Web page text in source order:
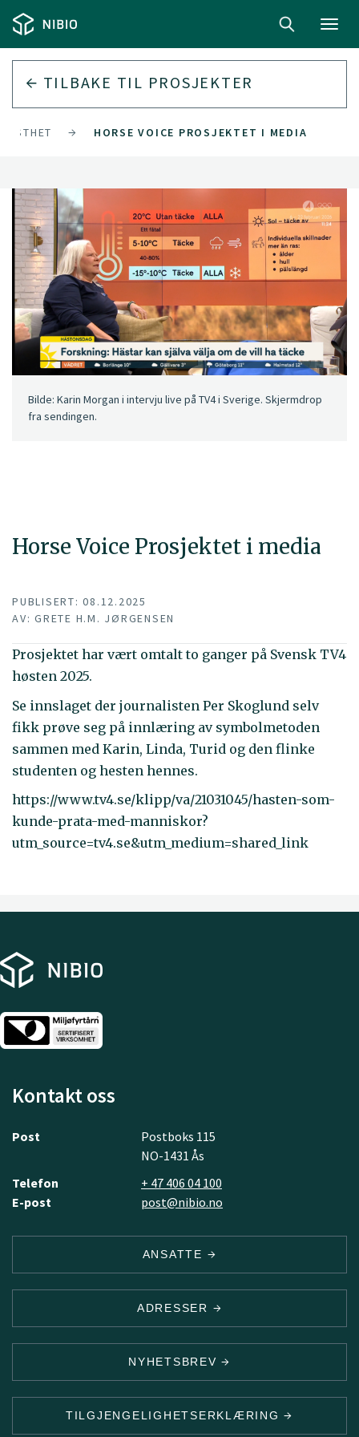
TILBAKE TIL PROSJEKTER
HORSE VOICE PROSJEKTET I MEDIA
Horse Voice Prosjektet i media
Bilde: Karin Morgan i intervju live på TV4 i Sverige. Skjermdrop
fra sendingen.
PUBLISERT: 08.12.2025
AV: GRETE H.M. JØRGENSEN
Prosjektet har vært omtalt to ganger på Svensk TV4
høsten 2025.
Se innslaget der journalisten Per Skoglund selv
fikk prøve seg på innlæring av symbolmetoden
sammen med Karin, Linda, Turid og den flinke
studenten og hesten hennes.
https://www.tv4.se/klipp/va/21031045/hasten-som-
kunde-prata-med-manniskor?
utm_source=tv4.se&utm_medium=shared_link
Kontakt oss
Post
Postboks 115
NO-1431 Ås
Telefon
+ 47 406 04 100
E-post
post@nibio.no
ANSATTE
ADRESSER
NYHETSBREV
TILGJENGELIGHETSERKLÆRING